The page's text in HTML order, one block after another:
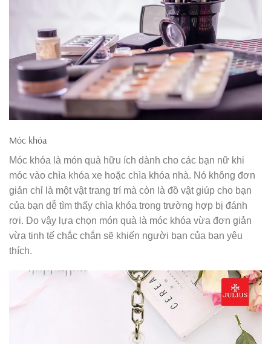
Móc khóa
Móc khóa là món quà hữu ích dành cho các bạn nữ khi
móc vào chìa khóa xe hoặc chìa khóa nhà. Nó không đơn
giản chỉ là một vật trang trí mà còn là đồ vật giúp cho bạn
của bạn dễ tìm thấy chìa khóa trong trường hợp bị đánh
rơi. Do vậy lựa chọn món quà là móc khóa vừa đơn giản
vừa tinh tế chắc chắn sẽ khiến người bạn của bạn yêu
thích.